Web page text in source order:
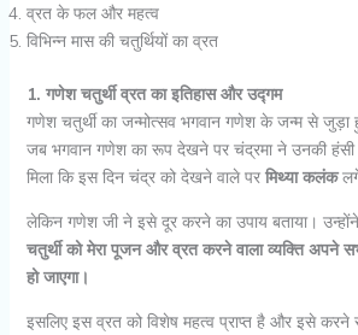
व्रत के फल और महत्व
विभिन्न मास की चतुर्थियों का व्रत
1. गणेश चतुर्थी व्रत का इतिहास और उद्गम
गणेश चतुर्थी का जन्मोत्सव भगवान गणेश के जन्म से
जब भगवान गणेश का रूप देखने पर चंद्रमा ने उनकी हंसी
मिला कि इस दिन चंद्र को देखने वाले पर मिथ्या कलंक
लेकिन गणेश जी ने इसे दूर करने का उपाय बताया।
चतुर्थी को मेरा पूजन और व्रत करने वाला व्यक्ति अपने
हो जाएगा।
इसलिए इस व्रत को विशेष महत्व प्राप्त है और इसे करने